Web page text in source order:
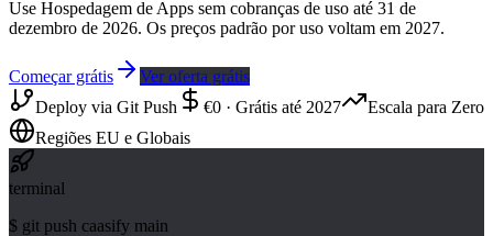
Use Hospedagem de Apps sem cobranças de uso até 31 de
dezembro de 2026. Os preços padrão por uso voltam em 2027.
Começar grátis
Ver oferta grátis
Deploy via Git Push
€0 · Grátis até 2027
Escala para Zero
Regiões EU e Globais
terminal
$ git push caasify main